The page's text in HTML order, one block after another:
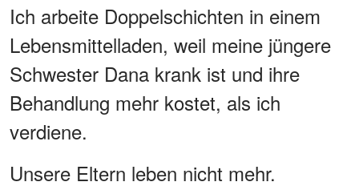
Ich arbeite Doppelschichten in einem
Lebensmittelladen, weil meine jüngere
Schwester Dana krank ist und ihre
Behandlung mehr kostet, als ich
verdiene.
Unsere Eltern leben nicht mehr.